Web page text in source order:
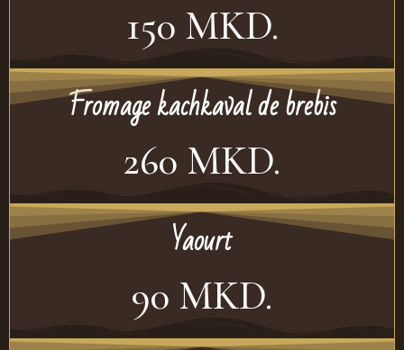
150 MKD.
Fromage kachkaval de brebis
260 MKD.
Yaourt
90 MKD.